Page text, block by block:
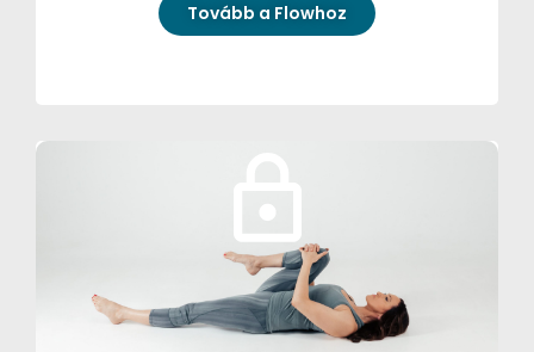
Tovább a Flowhoz